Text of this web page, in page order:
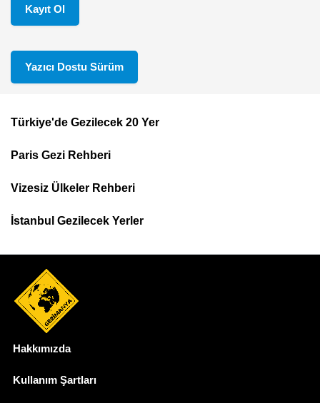
Kayıt Ol
Yazıcı Dostu Sürüm
Top
Menu
Türkiye'de Gezilecek 20 Yer
Paris Gezi Rehberi
Vizesiz Ülkeler Rehberi
İstanbul Gezilecek Yerler
Hakkımızda
Kullanım Şartları